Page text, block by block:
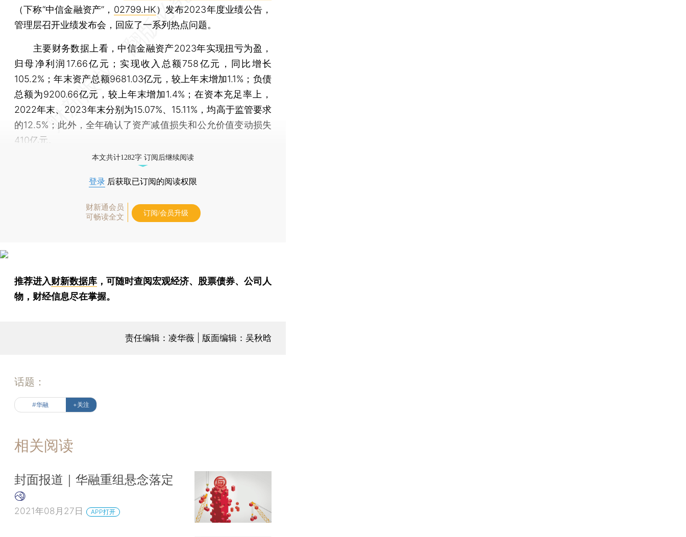
（下称“中信金融资产”， 02799.HK）发布2023年度业绩公告，
管理层召开业绩发布会，回应了一系列热点问题。
主要财务数据上看，中信金融资产2023年实现扭亏为盈，
归母净利润17.66亿元；实现收入总额758亿元，同比增长
105.2%；年末资产总额9681.03亿元，较上年末增加1.1%；负债
总额为9200.66亿元，较上年末增加1.4%；在资本充足率上，
2022年末、2023年末分别为15.07%、15.11%，均高于监管要求
的12.5%；此外，全年确认了资产减值损失和公允价值变动损失
410亿元。
本文共计1282字 订阅后继续阅读
登录 后获取已订阅的阅读权限
财新通会员
可畅读全文
订阅/会员升级
推荐进入财新数据库 ，可随时查阅宏观经济、股票债券、公司人
物，财经信息尽在掌握。
责任编辑：凌华薇 | 版面编辑：吴秋晗
话题：
#华融 +关注
相关阅读
封面报道｜华融重组悬念落定
2021年08月27日 APP打开